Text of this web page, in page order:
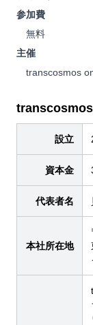
参加費
無料
主催
transcosmos
設立
資本金
代表者名
本社所在地